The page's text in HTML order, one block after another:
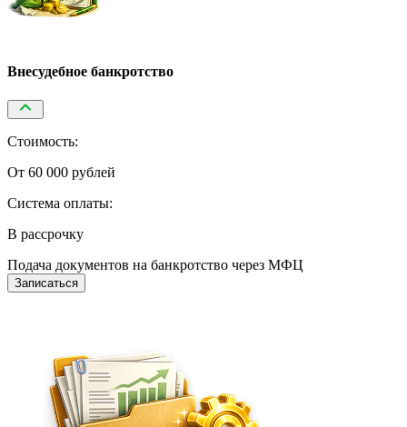
Внесудебное банкротство
Стоимость:
От 60 000 рублей
Система оплаты:
В рассрочку
Подача документов на банкротство через МФЦ
Записаться